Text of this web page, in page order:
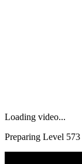
Loading video...
Preparing Level 573